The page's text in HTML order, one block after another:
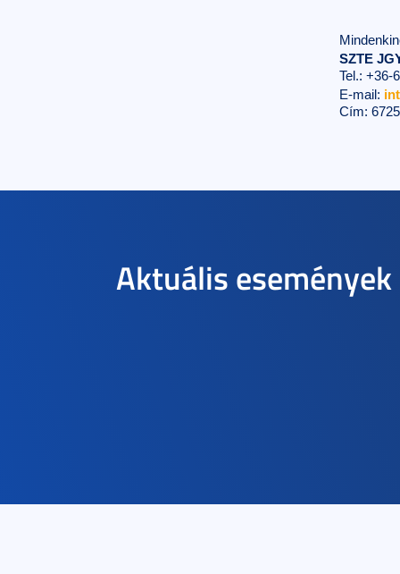
SZTE
Tel.: +36-
E-mail:
Cím:
Aktuális események